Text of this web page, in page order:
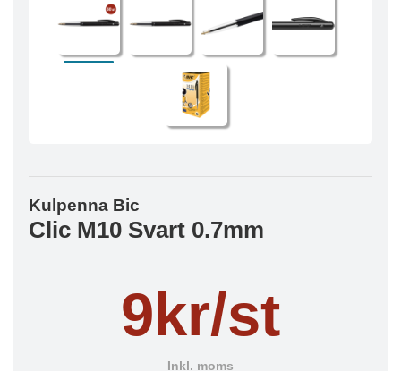
Kulpenna Bic
Clic M10 Svart 0.7mm
9kr/st
Inkl. moms